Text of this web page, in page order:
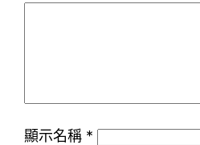
顯示名稱 *